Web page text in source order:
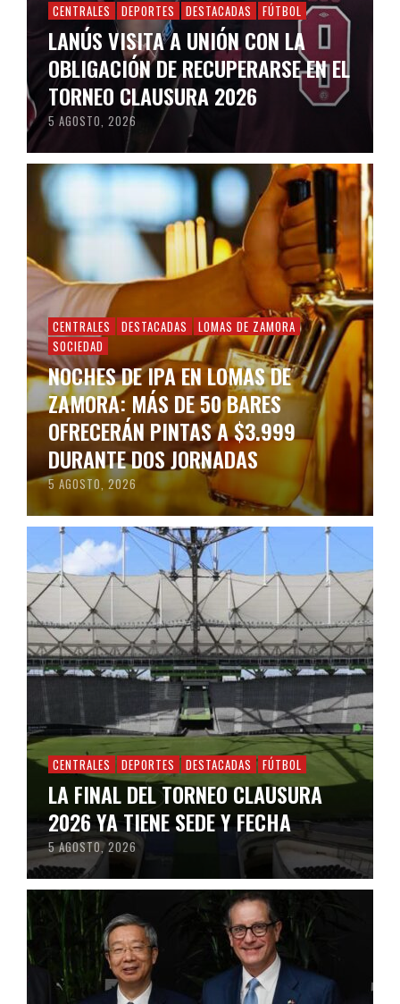
CENTRALES DEPORTES DESTACADAS FÚTBOL
LANÚS VISITA A UNIÓN CON LA
OBLIGACIÓN DE RECUPERARSE EN EL
TORNEO CLAUSURA 2026
5 AGOSTO, 2026
CENTRALES DESTACADAS
LOMAS DE ZAMORA
SOCIEDAD
NOCHES DE IPA EN LOMAS DE
ZAMORA: MÁS DE 50 BARES
OFRECERÁN PINTAS A $3.999
DURANTE DOS JORNADAS
5 AGOSTO, 2026
CENTRALES DEPORTES DESTACADAS FÚTBOL
LA FINAL DEL TORNEO CLAUSURA
2026 YA TIENE SEDE Y FECHA
5 AGOSTO, 2026